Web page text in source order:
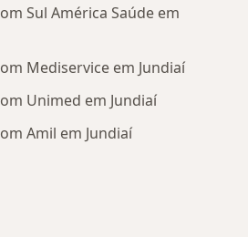
Sul América Saúde em
Mediservice em Jundiaí
Unimed em Jundiaí
Amil em Jundiaí